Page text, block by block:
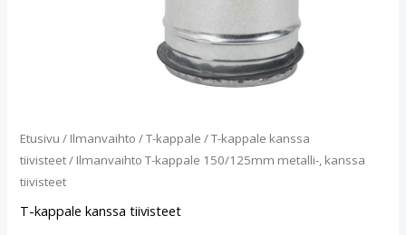
Etusivu / Ilmanvaihto /T-kappale /T-kappale kanssa
tiivisteet/ Ilmanvaihto T-kappale 150/125mm metalli-, kanssa
tiivisteet
T-kappale kanssa tiivisteet